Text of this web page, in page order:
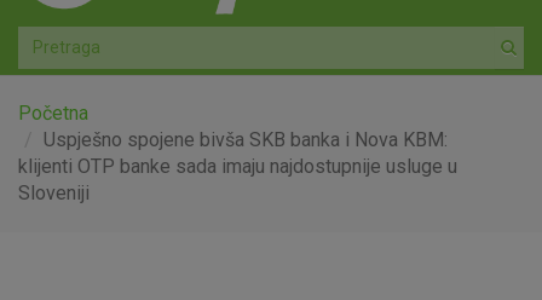
Agro
Mala poduzeća i obrtnici
Srednja i velika poduzeća
Početna
Uspješno spojene bivša SKB banka i Nova KBM:
klijenti OTP banke sada imaju najdostupnije usluge u
Sloveniji